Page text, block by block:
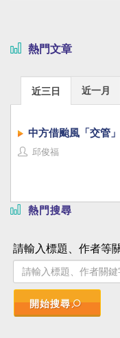
熱門文章
近三日 近一月
中方借颱風「交管
邱俊福
熱門搜尋
請輸入標題、作者等
開始搜尋